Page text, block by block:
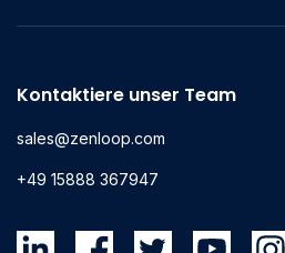
Kontaktiere unser Team
sales@zenloop.com
+49 15888 367947